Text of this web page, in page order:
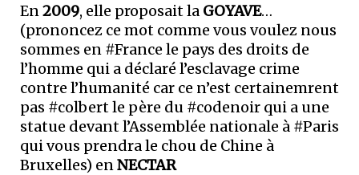
En2009, elle proposait la GOYAVE…
(prononcez ce mot comme vous voulez nous
sommes en #France le pays des droits de
l’homme qui a déclaré l’esclavage crime
contre l’humanité car ce n’est certainemrent
pas #colbert le père du #codenoir qui a une
statue devant l’Assemblée nationale à #Paris
qui vous prendra le chou de Chine à
Bruxelles) enNECTAR